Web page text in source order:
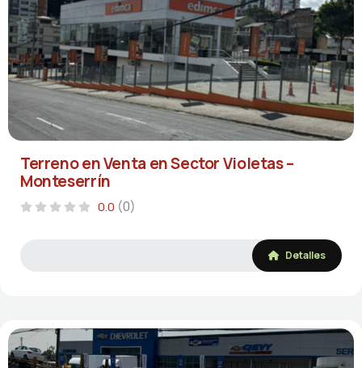
Terreno en Venta en Sector Violetas –
Monteserrín
0.0 (0)
Detalles